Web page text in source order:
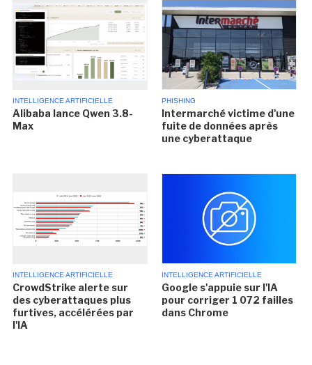
INTELLIGENCE ARTIFICIELLE
Alibaba lance Qwen 3.8-
Max
PHISHING
Intermarché victime d'une
fuite de données après
une cyberattaque
INTELLIGENCE ARTIFICIELLE
CrowdStrike alerte sur
des cyberattaques plus
furtives, accélérées par
l'IA
INTELLIGENCE ARTIFICIELLE
Google s'appuie sur l'IA
pour corriger 1 072 failles
dans Chrome